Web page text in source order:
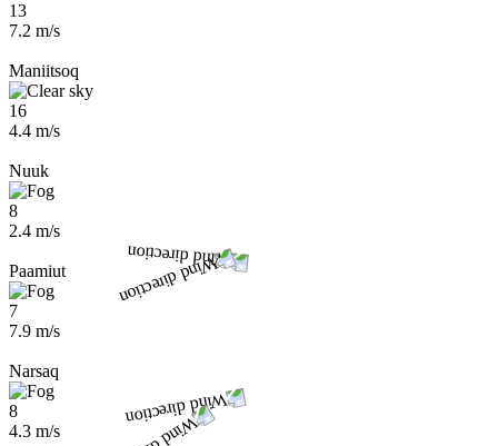
13
7.2 m/s
Maniitsoq
16
4.4 m/s
Nuuk
8
2.4 m/s
Paamiut
7
7.9 m/s
Narsaq
8
4.3 m/s